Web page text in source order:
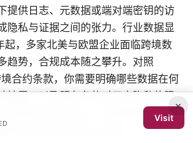
提供日志、元数据或端对端密钥的访
隐私与证据之间的张力。行业数据显
起，多家北美与欧盟企业面临跨境数
趋势，合规成本随之攀升。对照
合约条款，你需要明确哪些数据在何
披露，以及服务条款对用户隐私的限
数据特别值得关注：保留策略的长
跨境司法请求的默认流程。
×
Visit